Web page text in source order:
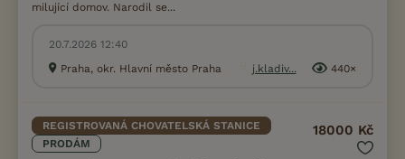
milující domov. Narodil se...
20.7.2026 12:40
Praha, okr. Hlavní město Praha
j.kladiv... 440×
REGISTROVANÁ CHOVATELSKÁ STANICE
PRODÁM
18000 Kč